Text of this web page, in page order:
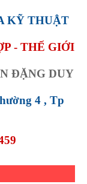
KỸ THUẬT
- THẾ GIỚI
ĐẶNG DUY
4 , Tp